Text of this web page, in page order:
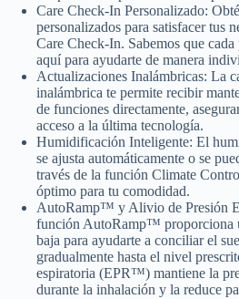
Care Check-In Personalizado:
personalizados para satisfacer tus
Care Check-In. Sabemos que
aquí para ayudarte de manera
Actualizaciones Inalámbricas: La
inalámbrica te permite recibir
de funciones directamente,
acceso a la última tecnología.
Humidificación Inteligente: El
se ajusta automáticamente o se
través de la función Climate
óptimo para tu comodidad.
AutoRamp™ y Alivio de Presión
función AutoRamp™ proporciona
baja para ayudarte a conciliar el
gradualmente hasta el nivel
espiratoria (EPR™) mantiene la
durante la inhalación y la reduce